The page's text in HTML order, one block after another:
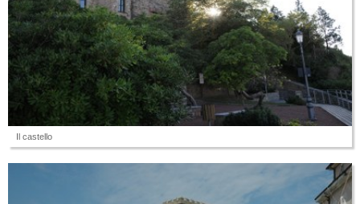
Il castello